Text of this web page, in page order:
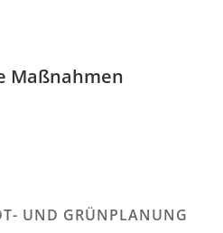
Maßnahmen
UND GRÜNPLANUNG